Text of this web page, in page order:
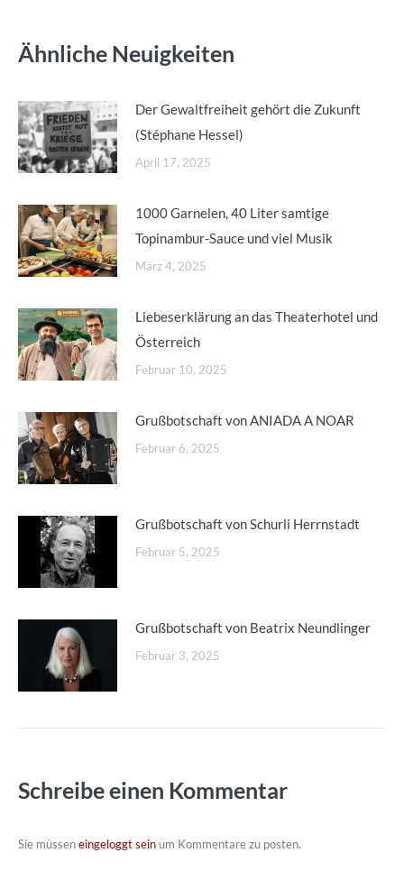
Ähnliche Neuigkeiten
Der Gewaltfreiheit gehört die Zukunft
(Stéphane Hessel)
April 17, 2025
1000 Garnelen, 40 Liter samtige
Topinambur-Sauce und viel Musik
März 4, 2025
Liebeserklärung an das Theaterhotel und
Österreich
Februar 10, 2025
Grußbotschaft von ANIADA A NOAR
Februar 6, 2025
Grußbotschaft von Schurli Herrnstadt
Februar 5, 2025
Grußbotschaft von Beatrix Neundlinger
Februar 3, 2025
Schreibe einen Kommentar
Sie müsseneingeloggt seinum Kommentare zu posten.